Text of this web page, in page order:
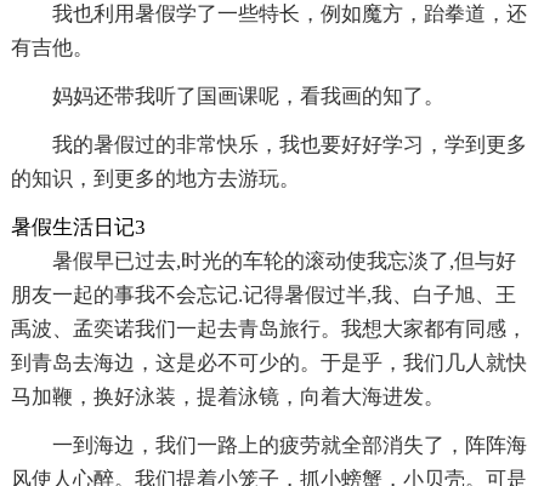
我也利用暑假学了一些特长，例如魔方，跆拳道，还
有吉他。
妈妈还带我听了国画课呢，看我画的知了。
我的暑假过的非常快乐，我也要好好学习，学到更多
的知识，到更多的地方去游玩。
暑假生活日记3
暑假早已过去,时光的车轮的滚动使我忘淡了,但与好
朋友一起的事我不会忘记.记得暑假过半,我、白子旭、王
禹波、孟奕诺我们一起去青岛旅行。我想大家都有同感，
到青岛去海边，这是必不可少的。于是乎，我们几人就快
马加鞭，换好泳装，提着泳镜，向着大海进发。
一到海边，我们一路上的疲劳就全部消失了，阵阵海
风使人心醉。我们提着小笼子，抓小螃蟹，小贝壳。可是